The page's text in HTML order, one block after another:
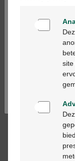
€ 17,35
Arkovital
vit c + d3
comp 20